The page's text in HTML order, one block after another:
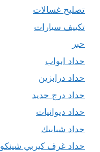
تصليح غسالات
تكييف سيارات
حبر
حداد ابواب
حداد درابزين
حداد درج حديد
حداد ديوانيات
حداد شبابيك
حداد غرف كيربي شينكو